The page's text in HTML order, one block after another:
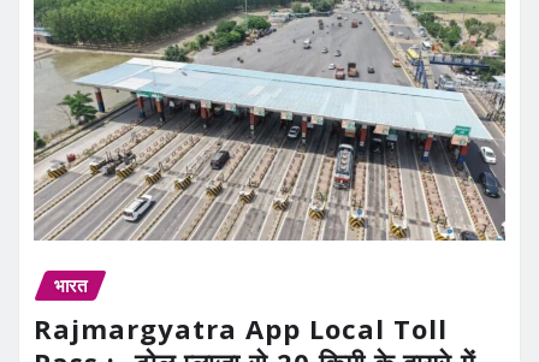
भारत
Rajmargyatra App Local Toll